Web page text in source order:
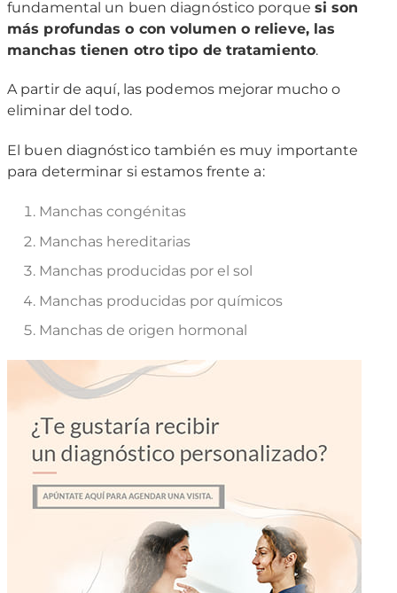
fundamental un buen diagnóstico porque si son
más profundas o con volumen o relieve, las
manchas tienen otro tipo de tratamiento.
A partir de aquí, las podemos mejorar mucho o
eliminar del todo.
El buen diagnóstico también es muy importante
para determinar si estamos frente a:
Manchas congénitas
Manchas hereditarias
Manchas producidas por el sol
Manchas producidas por químicos
Manchas de origen hormonal